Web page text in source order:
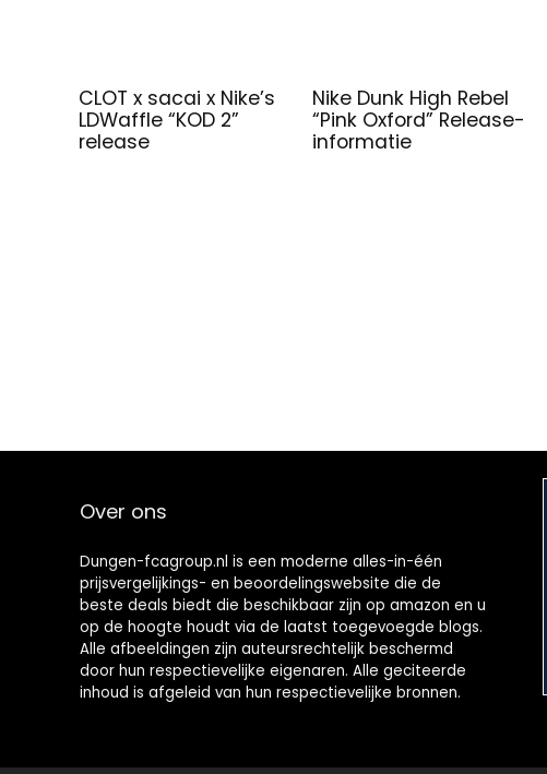
CLOT x sacai x Nike’s
LDWaffle “KOD 2”
release
Nike Dunk High Rebel
“Pink Oxford” Release-
informatie
Over ons
Dungen-fcagroup.nl is een moderne alles-in-één
prijsvergelijkings- en beoordelingswebsite die de
beste deals biedt die beschikbaar zijn op amazon en u
op de hoogte houdt via de laatst toegevoegde blogs.
Alle afbeeldingen zijn auteursrechtelijk beschermd
door hun respectievelijke eigenaren. Alle geciteerde
inhoud is afgeleid van hun respectievelijke bronnen.